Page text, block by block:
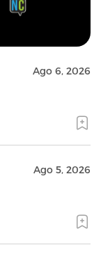
Ago 6, 2026
Ago 5, 2026